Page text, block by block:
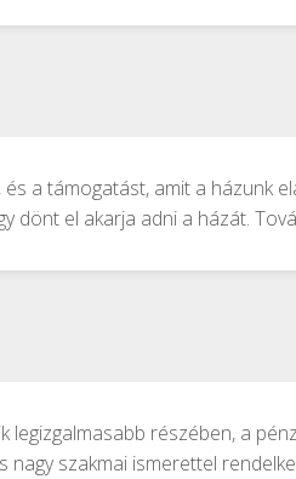
a támogatást, amit a házunk
dönt el akarja adni a házát.
legizgalmasabb részében, a
szakmai ismerettel